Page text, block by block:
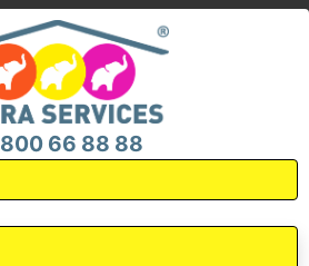
800 66 88 88